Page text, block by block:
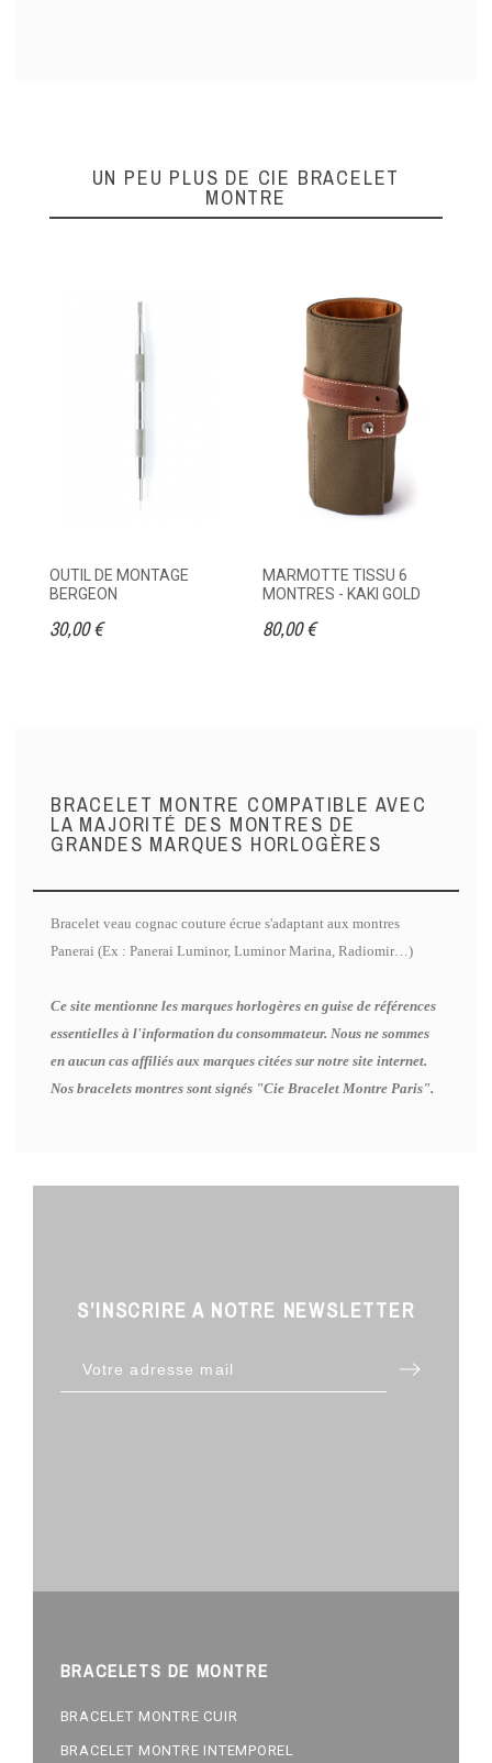
UN PEU PLUS DE CIE BRACELET
MONTRE
OUTIL DE MONTAGE
BERGEON
30,00 €
MARMOTTE TISSU 6
MONTRES - KAKI GOLD
80,00 €
BRACELET MONTRE COMPATIBLE AVEC
LA MAJORITÉ DES MONTRES DE
GRANDES MARQUES HORLOGÈRES
Bracelet veau cognac couture écrue s'adaptant aux montres
Panerai (Ex : Panerai Luminor, Luminor Marina, Radiomir…)
Ce site mentionne les marques horlogères en guise de références
essentielles à l'information du consommateur. Nous ne sommes
en aucun cas affiliés aux marques citées sur notre site internet.
Nos bracelets montres sont signés "Cie Bracelet Montre Paris".
S’INSCRIRE A NOTRE NEWSLETTER
BRACELETS DE MONTRE
BRACELET MONTRE CUIR
BRACELET MONTRE INTEMPOREL